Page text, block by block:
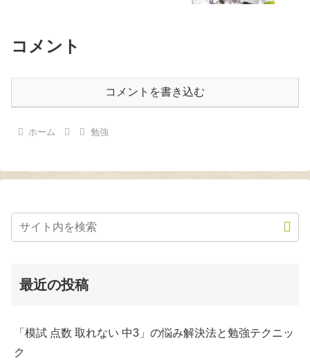
コメント
コメントを書き込む
ホーム 勉強
最近の投稿
「模試 点数 取れない 中3」の悩み解決法と勉強テクニッ
ク